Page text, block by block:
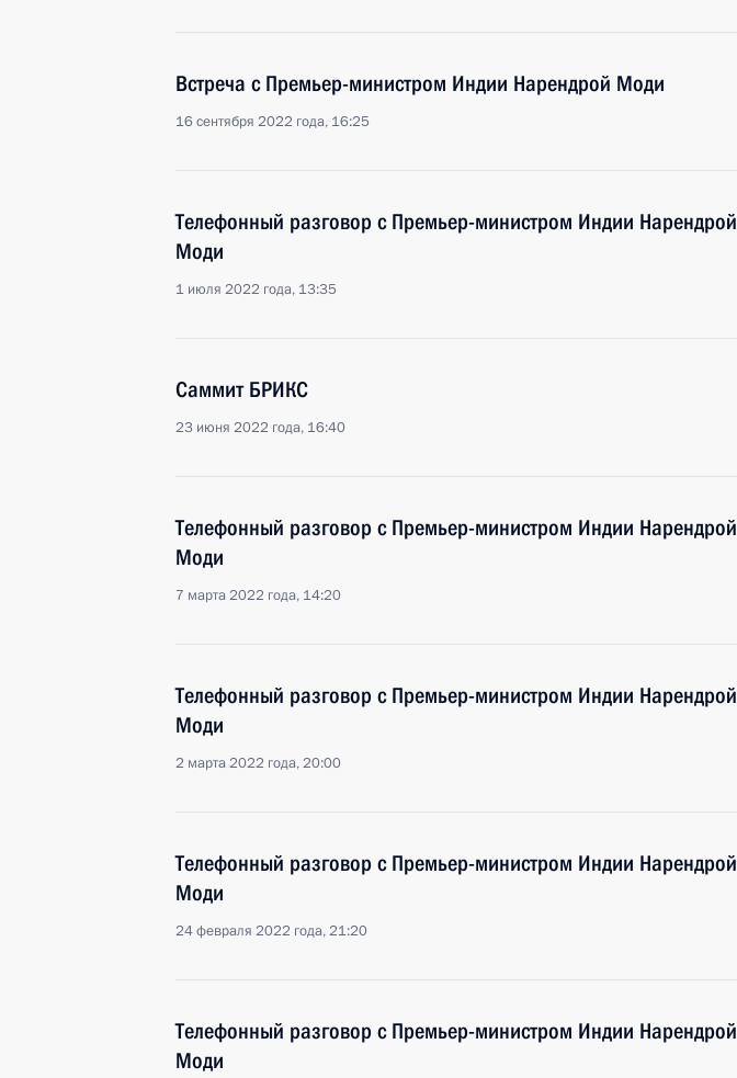
Встреча с Премьер-министром Индии Нарендрой Моди
16 сентября 2022 года, 16:25
Телефонный разговор с Премьер-министром Индии Нарендрой
Моди
1 июля 2022 года, 13:35
Саммит БРИКС
23 июня 2022 года, 16:40
Телефонный разговор с Премьер-министром Индии Нарендрой
Моди
7 марта 2022 года, 14:20
Телефонный разговор с Премьер-министром Индии Нарендрой
Моди
2 марта 2022 года, 20:00
Телефонный разговор с Премьер-министром Индии Нарендрой
Моди
24 февраля 2022 года, 21:20
Телефонный разговор с Премьер-министром Индии Нарендрой
Моди